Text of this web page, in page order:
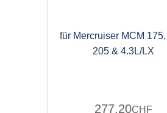
für Mercruiser MCM
205 & 4.3L/LX
277.20CHF